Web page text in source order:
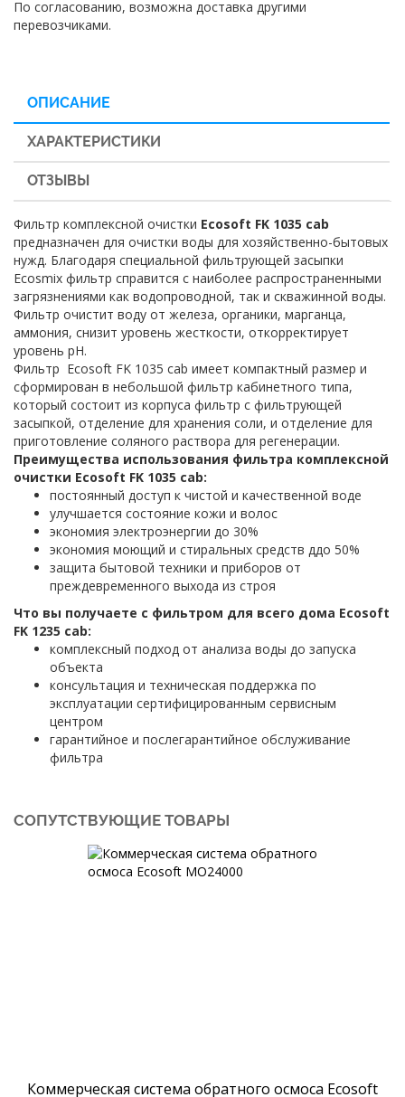
По согласованию, возможна доставка другими
перевозчиками.
ОПИСАНИЕ
ХАРАКТЕРИСТИКИ
ОТЗЫВЫ
Фильтр комплексной очистки Ecosoft FK 1035 cab
предназначен для очистки воды для хозяйственно-бытовых
нужд. Благодаря специальной фильтрующей засыпки
Ecosmix фильтр справится с наиболее распространенными
загрязнениями как водопроводной, так и скважинной воды.
Фильтр очистит воду от железа, органики, марганца,
аммония, снизит уровень жесткости, откорректирует
уровень рН.
Фильтр Ecosoft FK 1035 cab имеет компактный размер и
сформирован в небольшой фильтр кабинетного типа,
который состоит из корпуса фильтр с фильтрующей
засыпкой, отделение для хранения соли, и отделение для
приготовление соляного раствора для регенерации.
Преимущества использования фильтра комплексной
очистки Ecosoft FK 1035 cab:
постоянный доступ к чистой и качественной воде
улучшается состояние кожи и волос
экономия электроэнергии до 30%
экономия моющий и стиральных средств ддо 50%
защита бытовой техники и приборов от
преждевременного выхода из строя
Что вы получаете с фильтром для всего дома Ecosoft
FK 1235 cab:
комплексный подход от анализа воды до запуска
объекта
консультация и техническая поддержка по
эксплуатации сертифицированным сервисным
центром
гарантийное и послегарантийное обслуживание
фильтра
СОПУТСТВУЮЩИЕ ТОВАРЫ
Коммерческая система обратного осмоса Ecosoft